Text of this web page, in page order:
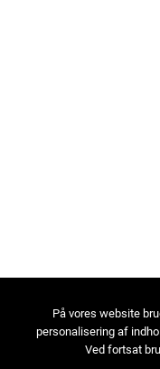
På vores website
personalisering af
Ved fortsat